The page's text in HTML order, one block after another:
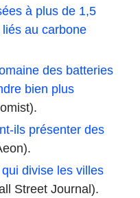
à plus de 1,5
au carbone
des batteries
bien plus
ils présenter des
divise les villes
Street Journal).